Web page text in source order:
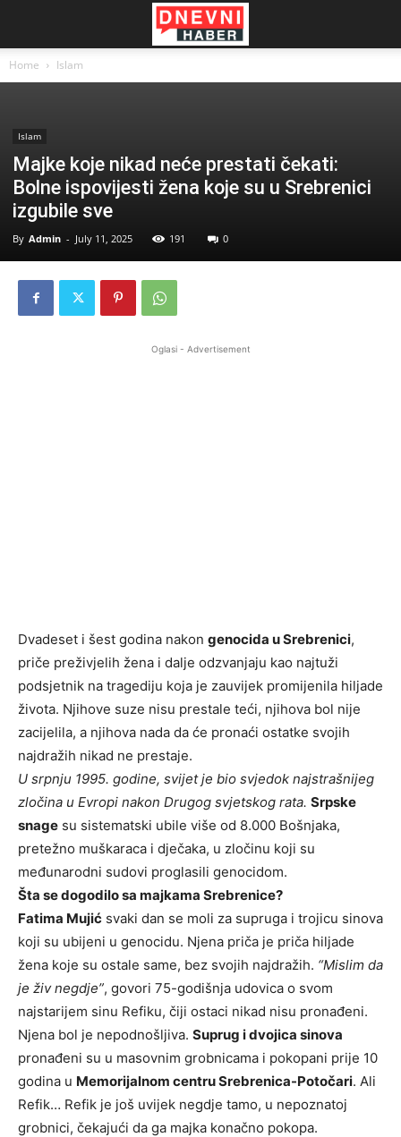
Home Islam
Islam
Majke koje nikad neće prestati čekati:
Bolne ispovijesti žena koje su u Srebrenici
izgubile sve
By Admin - July 11, 2025 191 0
Oglasi - Advertisement
Dvadeset i šest godina nakon genocida u Srebrenici,
priče preživjelih žena i dalje odzvanjaju kao najtuži
podsjetnik na tragediju koja je zauvijek promijenila hiljade
života. Njihove suze nisu prestale teći, njihova bol nije
zacijelila, a njihova nada da će pronaći ostatke svojih
najdražih nikad ne prestaje.
U srpnju 1995. godine, svijet je bio svjedok najstrašnijeg
zločina u Evropi nakon Drugog svjetskog rata. Srpske
snage su sistematski ubile više od 8.000 Bošnjaka,
pretežno muškaraca i dječaka, u zločinu koji su
međunarodni sudovi proglasili genocidom.
Šta se dogodilo sa majkama Srebrenice?
Fatima Mujić svaki dan se moli za supruga i trojicu sinova
koji su ubijeni u genocidu. Njena priča je priča hiljade
žena koje su ostale same, bez svojih najdražih. “Mislim da
je živ negdje”, govori 75-godišnja udovica o svom
najstarijem sinu Refiku, čiji ostaci nikad nisu pronađeni.
Njena bol je nepodnošljiva. Suprug i dvojica sinova
pronađeni su u masovnim grobnicama i pokopani prije 10
godina u Memorijalnom centru Srebrenica-Potočari. Ali
Refik… Refik je još uvijek negdje tamo, u nepoznatoj
grobnici, čekajući da ga majka konačno pokopa.